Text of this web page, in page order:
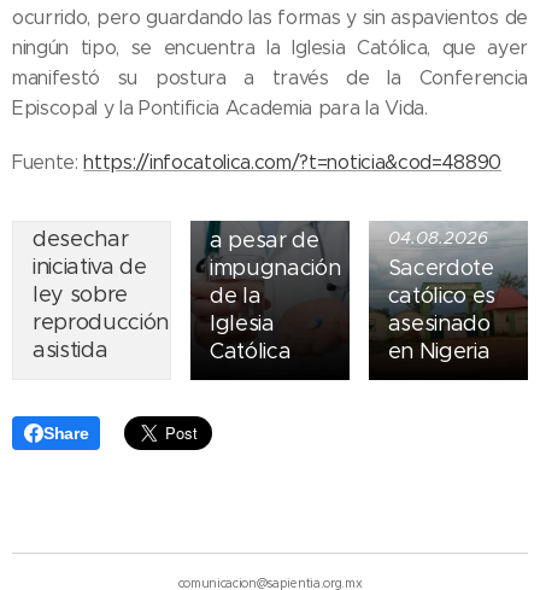
ocurrido, pero guardando las formas y sin aspavientos de
ningún tipo, se encuentra la Iglesia Católica, que ayer
manifestó su postura a través de la Conferencia
Episcopal y la Pontificia Academia para la Vida.
Fuente:https://infocatolica.com/?t=noticia&cod=48890
07.08.2026
Piden
desechar
iniciativa de
ley sobre
reproducción
asistida
05.08.2026
Ley del
suicidio
entra en
a pesar de
impugnación
de la
Iglesia
Católica
04.08.2026
Sacerdote
católico es
asesinado
en Nigeria
Share
comunicacion@sapientia.org.mx